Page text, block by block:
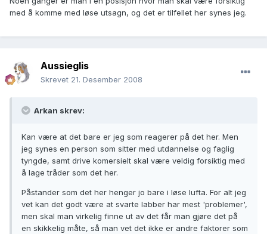
med å komme med løse utsagn, og det er tilfellet her synes jeg.
Aussieglis
Skrevet 21. Desember 2008
Arkan skrev:
Kan være at det bare er jeg som reagerer på det her. Men
jeg synes en person som sitter med utdannelse og faglig
tyngde, samt drive komersielt skal være veldig forsiktig med
å lage tråder som det her.
Påstander som det her henger jo bare i løse lufta. For alt jeg
vet kan det godt være at svarte labber har mest 'problemer',
men skal man virkelig finne ut av det får man gjøre det på
en skikkelig måte, så man vet det ikke er andre faktorer som